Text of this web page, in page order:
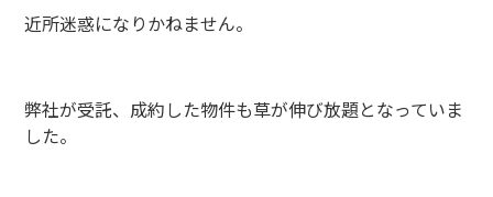
近所迷惑になりかねません。
弊社が受託、成約した物件も草が伸び放題となっていま
した。